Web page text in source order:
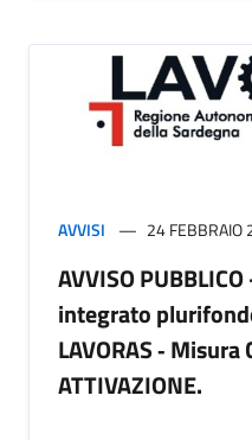
AVVISI 24 FEBBRAIO
AVVISO
integrato
LAVORAS ‐
ATTIVAZIONE.